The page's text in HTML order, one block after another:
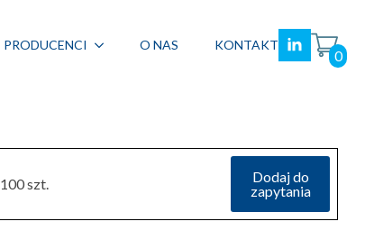
PRODUCENCI O NAS KONTAKT
0
100 szt.
Dodaj do
zapytania